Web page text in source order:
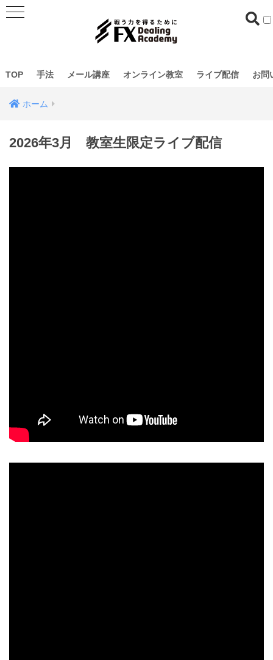
TOP 手法 メール講座 オンライン教室 ライブ配信 お問
ホーム
2026年3月 教室生限定ライブ配信